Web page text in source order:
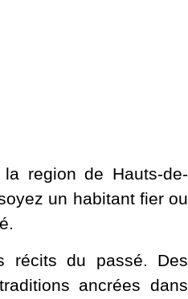
region de Hauts-de-
un habitant fier ou
récits du passé. Des
ancrées dans